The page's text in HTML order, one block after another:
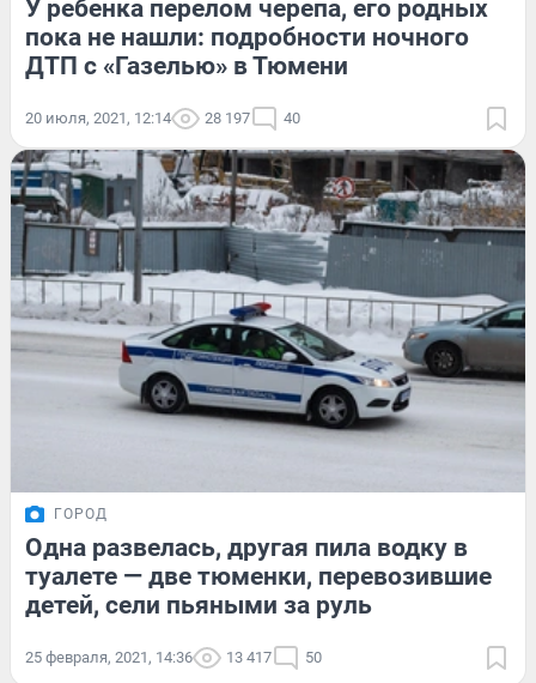
У ребенка перелом черепа, его родных
пока не нашли: подробности ночного
ДТП с «Газелью» в Тюмени
20 июля, 2021, 12:14 28 197 40
ГОРОД
Одна развелась, другая пила водку в
туалете — две тюменки, перевозившие
детей, сели пьяными за руль
25 февраля, 2021, 14:36 13 417 50